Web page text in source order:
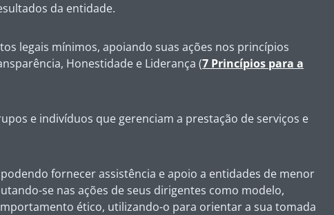
da entidade.
legais mínimos, apoiando suas ações nos princípios
Honestidade e Liderança (7 Princípios para a
e indivíduos que gerenciam a prestação de serviços e
fornecer assistência e apoio a entidades de menor
se nas ações de seus dirigentes como modelo,
ético, utilizando-o para orientar a sua tomada